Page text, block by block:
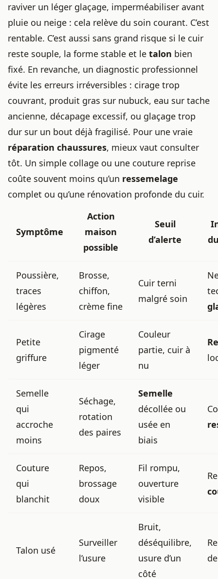
raviver un léger glaçage, imperméabiliser avant
pluie ou neige : cela relève du soin courant. C’est
rentable. C’est aussi sans grand risque si le cuir
reste souple, la forme stable et le talon bien
fixé. En revanche, un diagnostic professionnel
évite les erreurs irréversibles : cirage trop
couvrant, produit gras sur nubuck, eau sur tache
ancienne, décapage excessif, ou glaçage trop
dur sur un bout déjà fragilisé. Pour une vraie
réparation chaussures, mieux vaut consulter
tôt. Un simple collage ou une couture reprise
coûte souvent moins qu’un ressemelage
complet ou qu’une rénovation profonde du cuir.
Symptôme
Action
maison
possible
Seuil
d’alerte
Poussière,
traces
légères
Brosse,
chiffon,
crème fine
Cuir terni
malgré soin
Petite
griffure
Cirage
pigmenté
léger
Couleur
partie, cuir à
nu
Semelle
qui
accroche
moins
Séchage,
rotation
des paires
Semelle
décollée ou
usée en
biais
Couture
qui
blanchit
Repos,
brossage
doux
Fil rompu,
ouverture
visible
Talon usé
Surveiller
l’usure
Bruit,
déséquilibre,
usure d’un
côté